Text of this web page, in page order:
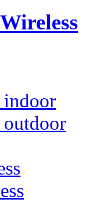
indoor
outdoor